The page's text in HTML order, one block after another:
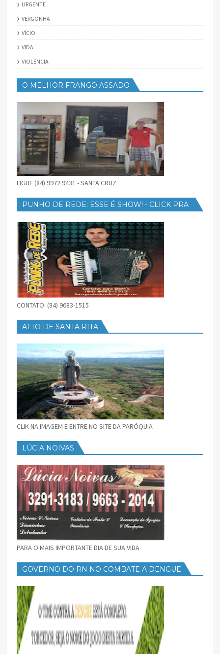
URGENTE
VERGONHA
VÍCIO
VIDA
VIOLÊNCIA
O MELHOR FRANGO ASSADO
LIGUE (84) 9972 9431 - SANTA CRUZ
PUNHO DE REDE: ESSE É SHOW! - CLICK PRA
CONTATO: (84) 9683-1515
ALTO DE SANTA RITA
CLIK NA IMAGEM E ENTRE NO SITE DA PARÓQUIA
LÚCIA NOIVAS
PARA O MAIS IMPORTANTE DIA DE SUA VIDA
GOVERNO DO RN NO COMBATE A DENGUE